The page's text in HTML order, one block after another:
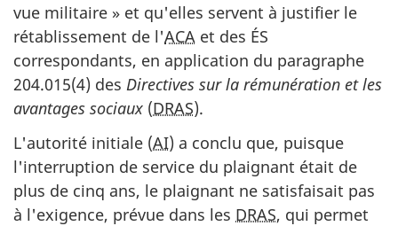
vue militaire » et qu'elles servent à justifier le
rétablissement de l'ACA et des ÉS
correspondants, en application du paragraphe
204.015(4) des Directives sur la rémunération et les
avantages sociaux (DRAS).
L'autorité initiale (AI) a conclu que, puisque
l'interruption de service du plaignant était de
plus de cinq ans, le plaignant ne satisfaisait pas
à l'exigence, prévue dans les DRAS, qui permet